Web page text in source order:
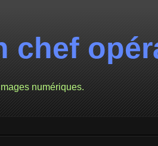
chef
numériques.